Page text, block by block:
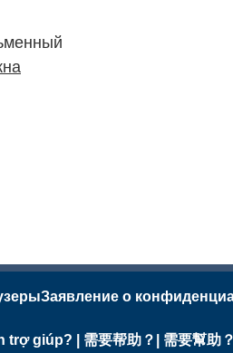
Заявление о
giúp? | 需要帮助？| 需要幫助